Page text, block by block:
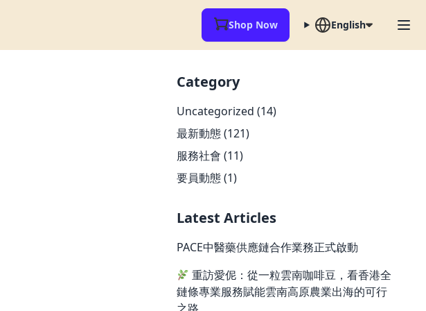
Shop Now English
Category
Uncategorized (14)
最新動態(121)
服務社會 (11)
要員動態(1)
Latest Articles
PACE中醫藥供應鏈合作業務正式啟動
重訪愛伲：從一粒雲南咖啡豆，看香港全
鏈條專業服務賦能雲南高原農業出海的可行